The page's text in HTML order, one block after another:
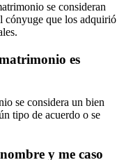
se consideran
cónyuge que los adquirió
es
se considera un bien
tipo de acuerdo o se
y me caso